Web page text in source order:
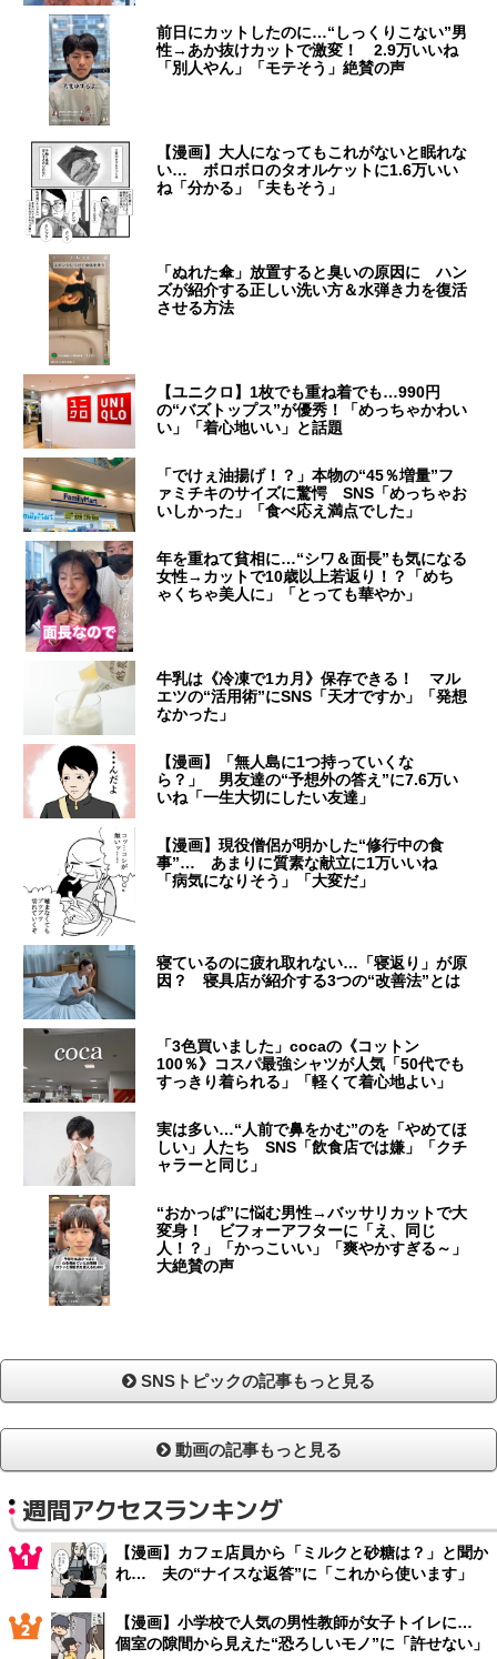
前日にカットしたのに…“しっくりこない”男
性→あか抜けカットで激変！ 2.9万いいね
「別人やん」「モテそう」絶賛の声
【漫画】大人になってもこれがないと眠れな
い… ボロボロのタオルケットに1.6万いい
ね「分かる」「夫もそう」
「ぬれた傘」放置すると臭いの原因に ハン
ズが紹介する正しい洗い方＆水弾き力を復活
させる方法
【ユニクロ】1枚でも重ね着でも…990円
の“バズトップス”が優秀！「めっちゃかわい
い」「着心地いい」と話題
「でけぇ油揚げ！？」本物の“45％増量”フ
ァミチキのサイズに驚愕 SNS「めっちゃお
いしかった」「食べ応え満点でした」
年を重ねて貧相に…“シワ＆面長”も気になる
女性→カットで10歳以上若返り！？「めち
ゃくちゃ美人に」「とっても華やか」
牛乳は《冷凍で1カ月》保存できる！ マル
エツの“活用術”にSNS「天才ですか」「発想
なかった」
【漫画】「無人島に1つ持っていくな
ら？」 男友達の“予想外の答え”に7.6万い
いね「一生大切にしたい友達」
【漫画】現役僧侶が明かした“修行中の食
事”… あまりに質素な献立に1万いいね
「病気になりそう」「大変だ」
寝ているのに疲れ取れない…「寝返り」が原
因？ 寝具店が紹介する3つの“改善法”とは
「3色買いました」cocaの《コットン
100％》コスパ最強シャツが人気「50代でも
すっきり着られる」「軽くて着心地よい」
実は多い…“人前で鼻をかむ”のを「やめてほ
しい」人たち SNS「飲食店では嫌」「クチ
ャラーと同じ」
“おかっぱ”に悩む男性→バッサリカットで大
変身！ ビフォーアフターに「え、同じ
人！？」「かっこいい」「爽やかすぎる～」
大絶賛の声
SNSトピックの記事もっと見る
動画の記事もっと見る
週間アクセスランキング
【漫画】カフェ店員から「ミルクと砂糖は？」と聞か
れ… 夫の“ナイスな返答”に「これから使います」
【漫画】小学校で人気の男性教師が女子トイレに…
個室の隙間から見えた“恐ろしいモノ”に「許せない」